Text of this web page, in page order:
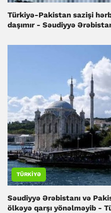
Türkiyə-Pakistan sazişi
daşımır - Səudiyyə
TÜRKIYƏ
Səudiyyə Ərəbistanı və
ölkəyə qarşı yönəlməyib -